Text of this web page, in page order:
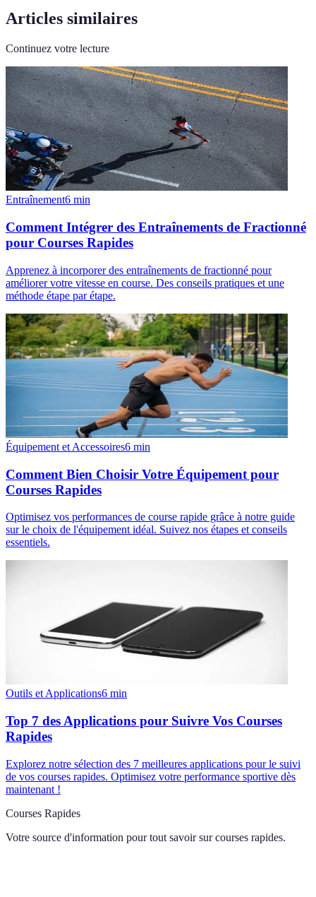
Articles similaires
Continuez votre lecture
Entraînement6 min
Comment Intégrer des Entraînements de Fractionné
pour Courses Rapides
Apprenez à incorporer des entraînements de fractionné pour
améliorer votre vitesse en course. Des conseils pratiques et une
méthode étape par étape.
Équipement et Accessoires6 min
Comment Bien Choisir Votre Équipement pour
Courses Rapides
Optimisez vos performances de course rapide grâce à notre guide
sur le choix de l'équipement idéal. Suivez nos étapes et conseils
essentiels.
Outils et Applications6 min
Top 7 des Applications pour Suivre Vos Courses
Rapides
Explorez notre sélection des 7 meilleures applications pour le suivi
de vos courses rapides. Optimisez votre performance sportive dès
maintenant !
Courses Rapides
Votre source d'information pour tout savoir sur courses rapides.